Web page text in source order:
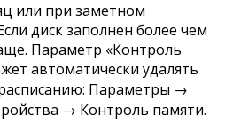
или при заметном
диск заполнен более чем
Параметр «Контроль
автоматически удалять
Параметры →
→ Контроль памяти.